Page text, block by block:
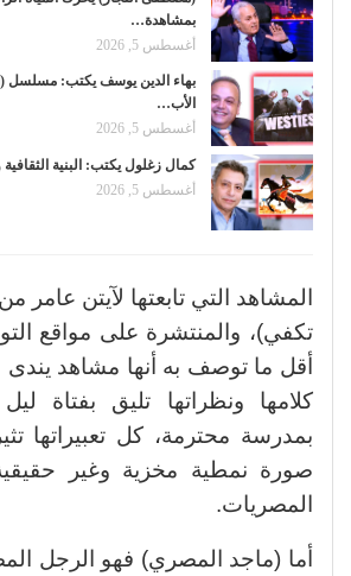
بمشاهدة…
أغسطس 5, 2026
بهاء الدين يوسف يكتب: مسلسل
الأب…
أغسطس 5, 2026
كمال زغلول يكتب: البنية الثقافية
أغسطس 5, 2026
المشاهد التي تابعتها لآيتن عامر
تكفي)، والمنتشرة على مواقع
أقل ما توصف به أنها مشاهد يندى
كلامها ونظراتها تليق بفتاة
بمدرسة محترمة، كل تعبيراتها
صورة نمطية مخزية وغير
المصريات.
أما (ماجد المصري) فهو الرجل